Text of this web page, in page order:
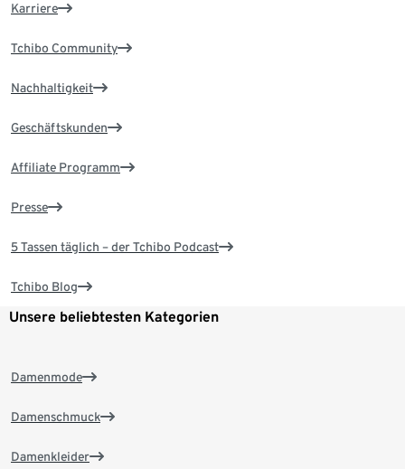
Karriere
Tchibo Community
Nachhaltigkeit
Geschäftskunden
Affiliate Programm
Presse
5 Tassen täglich – der Tchibo Podcast
Tchibo Blog
Unsere beliebtesten Kategorien
Damenmode
Damenschmuck
Damenkleider